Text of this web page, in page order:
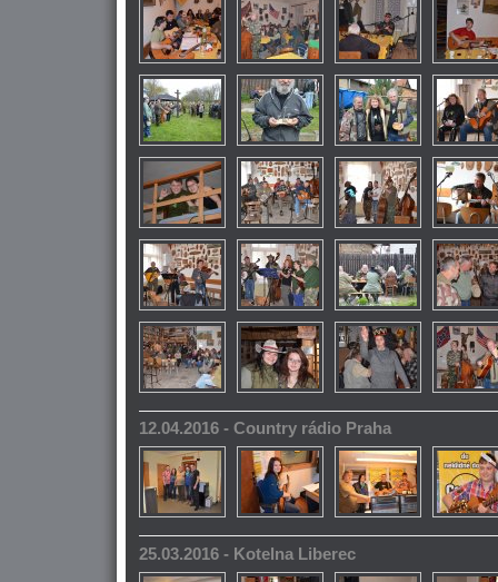
12.04.2016 - Country rádio Praha
25.03.2016 - Kotelna Liberec